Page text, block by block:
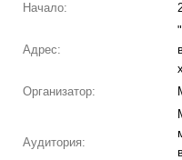
Начало:
Адрес:
Организатор:
Аудитория: